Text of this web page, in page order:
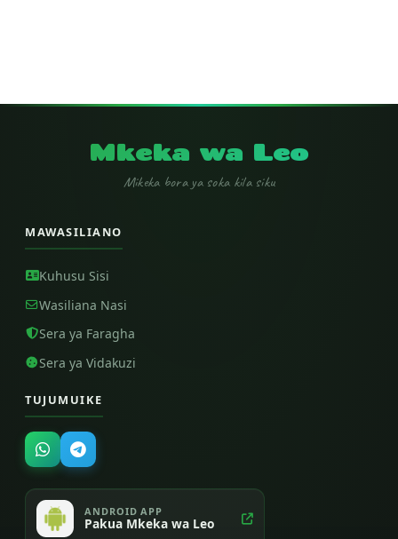
Mkeka wa Leo
Mikeka bora ya soka kila siku
MAWASILIANO
Kuhusu Sisi
Wasiliana Nasi
Sera ya Faragha
Sera ya Vidakuzi
TUJUMUIKE
ANDROID APP
Pakua Mkeka wa Leo